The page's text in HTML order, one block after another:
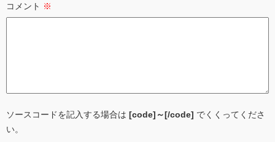
コメント ※
ソースコードを記入する場合は [code]～[/code] でくくってくださ
い。